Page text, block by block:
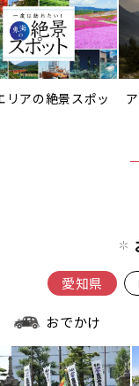
リアの絶景スポッ
愛知県
おでかけ